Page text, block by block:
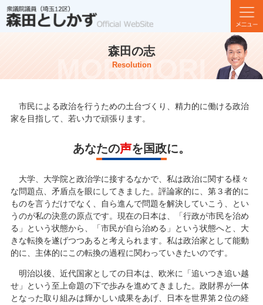
森田の志
Resolution
市民による政治を行うための土台づくり、精力的に働ける政治
家を目指して、若い力で頑張ります。
あなたの声を国政に。
大学、大学院と政治学に接するなかで、私は政治に関する様々
な問題点、矛盾点を眼にしてきました。評論家的に、第３者的に
ものを言うだけでなく、自ら進んで問題を解決していこう、とい
うのが私の決意の原点です。現在の日本は、「行政が市民を治め
る」という状態から、「市民が自ら治める」という状態へと、大
きな転換を遂げつつあると考えられます。私は政治家として能動
的に、主体的にこの転換の過程に関わっていきたいのです。
明治以後、近代国家としての日本は、欧米に「追いつき追い越
せ」という至上命題の下で歩みを進めてきました。政財界が一体
となった取り組みは輝かしい成果をあげ、日本を世界第２位の経